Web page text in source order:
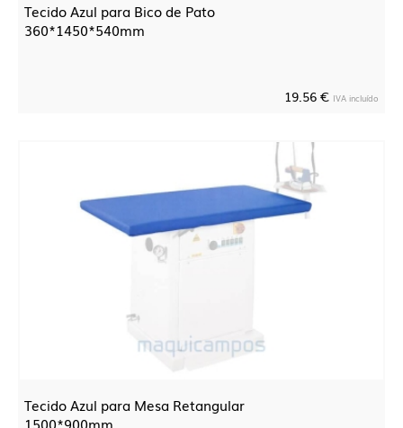
Tecido Azul para Bico de Pato
360*1450*540mm
19.56 € IVA incluído
Tecido Azul para Mesa Retangular
1500*900mm